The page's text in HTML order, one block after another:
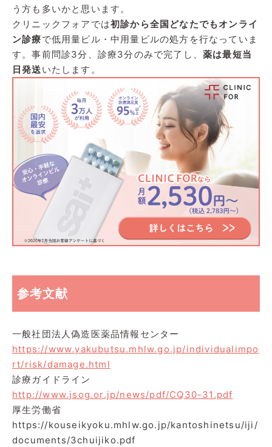
う方も多いかと思います。
クリニックフォアでは初診から全国どなたでもオンライ
ン診療で低用量ピル・中用量ピルの処方を行なっていま
す。事前問診3分、診療3分のみで完了し、 薬は最短当
日発送 いたします。
参考文献
一般社団法人偽造医薬品情報センター
https://www.yakubutsu.mhlw.go.jp/individualimpo
rt/risk/damage.html
診療ガイドライン
http://www.jsog.or.jp/news/pdf/CQ30-31.pdf
厚生労働省
https://kouseikyoku.mhlw.go.jp/kantoshinetsu/iji/
documents/3chuijiko.pdf